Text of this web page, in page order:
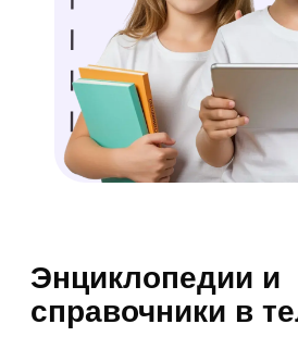
НА БЕСПЛАТНОЕ
ВВОДНОЕ ЗАНЯТИЕ